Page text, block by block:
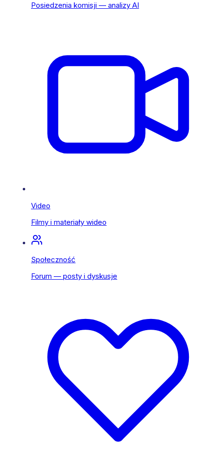
Posiedzenia komisji — analizy AI
Video
Filmy i materiały wideo
Społeczność
Forum — posty i dyskusje